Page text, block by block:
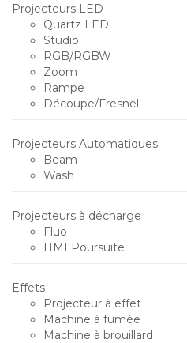
Projecteurs LED
Quartz LED
Studio
RGB/RGBW
Zoom
Rampe
Découpe/Fresnel
Projecteurs Automatiques
Beam
Wash
Projecteurs à décharge
Fluo
HMI Poursuite
Effets
Projecteur à effet
Machine à fumée
Machine à brouillard